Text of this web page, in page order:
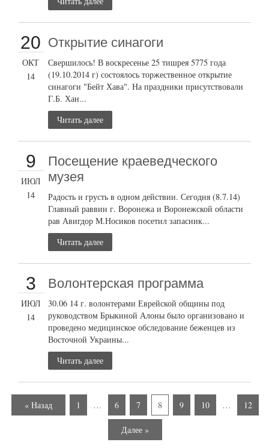
20
ОКТ
14
Открытие синагоги
Свершилось! В воскресенье 25 тишрея 5775 года
(19.10.2014 г) состоялось торжественное открытие
синагоги "Бейт Хава". На праздники присутствовали
Г.Б. Хан...
Читать далее
9
ИЮЛ
14
Посещение краеведческого
музея
Радость и грусть в одном действии. Сегодня (8.7.14)
Главный раввин г. Воронежа и Воронежской области
рав Авигдор М.Носиков посетил запасник...
Читать далее
3
ИЮЛ
14
Волонтерская программа
30.06 14 г. волонтерами Еврейской общины под
руководством Брыкиной Алоны было организовано и
проведено медицинское обследование беженцев из
Восточной Украины...
Читать далее
« Назад 1 … 6 7 8 9 10 … 12
Далее »